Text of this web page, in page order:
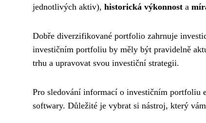
jednotlivých aktiv), historická výkonnost a
Dobře diverzifikované portfolio zahrnuje
investičním portfoliu by měly být pravidelně
trhu a upravovat svou investiční strategii.
Pro sledování informací o investičním portfoliu
softwary. Důležité je vybrat si nástroj, který